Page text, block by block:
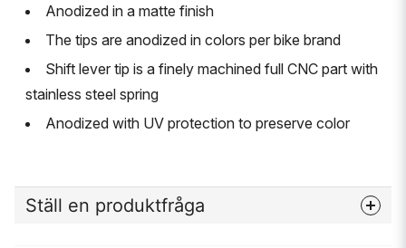
Anodized in a matte finish
The tips are anodized in colors per bike brand
Shift lever tip is a finely machined full CNC part with
stainless steel spring
Anodized with UV protection to preserve color
Ställ en produktfråga